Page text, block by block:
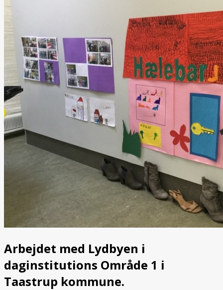
Arbejdet med Lydbyen i
daginstitutions Område 1 i
Taastrup kommune.